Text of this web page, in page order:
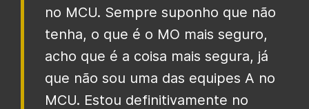
no MCU. Sempre suponho que não
tenha, o que é o MO mais seguro,
acho que é a coisa mais segura, já
que não sou uma das equipes A no
MCU. Estou definitivamente no